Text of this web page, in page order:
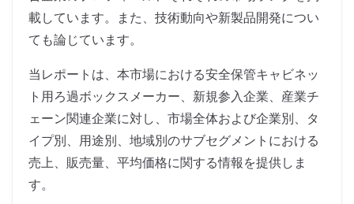
載しています。また、技術動向や新製品開発につい
ても論じています。
当レポートは、本市場における安全保管キャビネッ
ト用ろ過ボックスメーカー、新規参入企業、産業チ
ェーン関連企業に対し、市場全体および企業別、タ
イプ別、用途別、地域別のサブセグメントにおける
売上、販売量、平均価格に関する情報を提供しま
す。